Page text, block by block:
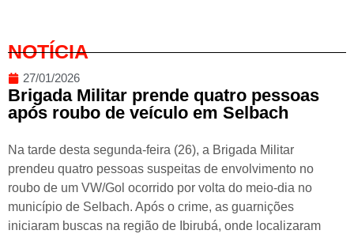
NOTÍCIA
27/01/2026
Brigada Militar prende quatro pessoas
após roubo de veículo em Selbach
Na tarde desta segunda-feira (26), a Brigada Militar
prendeu quatro pessoas suspeitas de envolvimento no
roubo de um VW/Gol ocorrido por volta do meio-dia no
município de Selbach. Após o crime, as guarnições
iniciaram buscas na região de Ibirubá, onde localizaram